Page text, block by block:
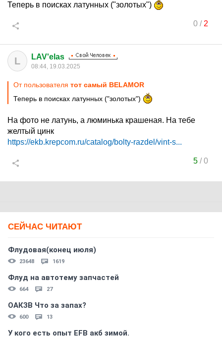
Теперь в поисках латунных ("золотых")
0/ 2
L LAV'elas
08:44, 19.03.2025
От пользователя тот самый BELAMOR
Теперь в поисках латунных ("золотых")
На фото не латунь, а люминька крашеная. На тебе
желтый цинк
https://ekb.krepcom.ru/catalog/bolty-razdel/vint-s...
5/0
СЕЙЧАС ЧИТАЮТ
Флудовая(конец июля)
23648 1619
Флуд на автотему запчастей
664 27
ОАКЗВ Что за запах?
600 13
У кого есть опыт EFB акб зимой.